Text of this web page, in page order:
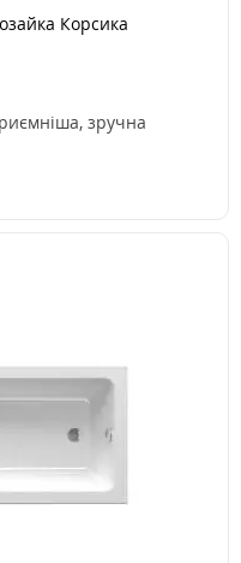
Корсика
зручна